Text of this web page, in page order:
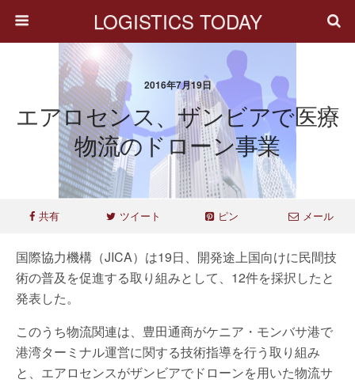
LOGISTICS TODAY
2016年7月19日
エアロセンス、ザンビアで医療
物流のドローン事業
共有 ツイート ピン メール
国際協力機構（JICA）は19日、開発途上国向けに民間技
術の普及を促進する取り組みとして、12件を採択したと
発表した。
このうち物流関連は、豊田通商がケニア・モンバサ港で
港湾ターミナル運営に関する技術指導を行う取り組み
と、エアロセンスがザンビアでドローンを用いた物流サ